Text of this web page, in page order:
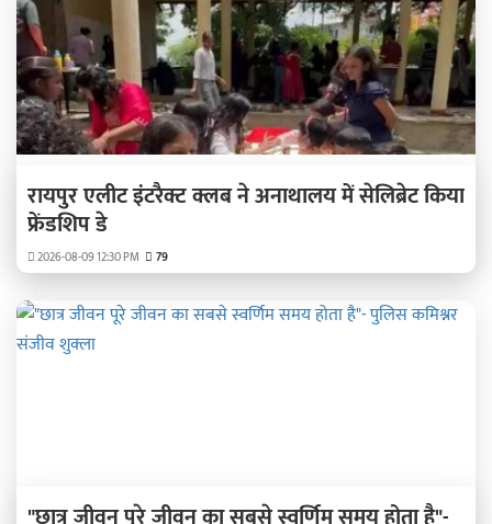
रायपुर एलीट इंटरैक्ट क्लब ने अनाथालय में सेलिब्रेट किया
फ्रेंडशिप डे
2026-08-09 12:30 PM 79